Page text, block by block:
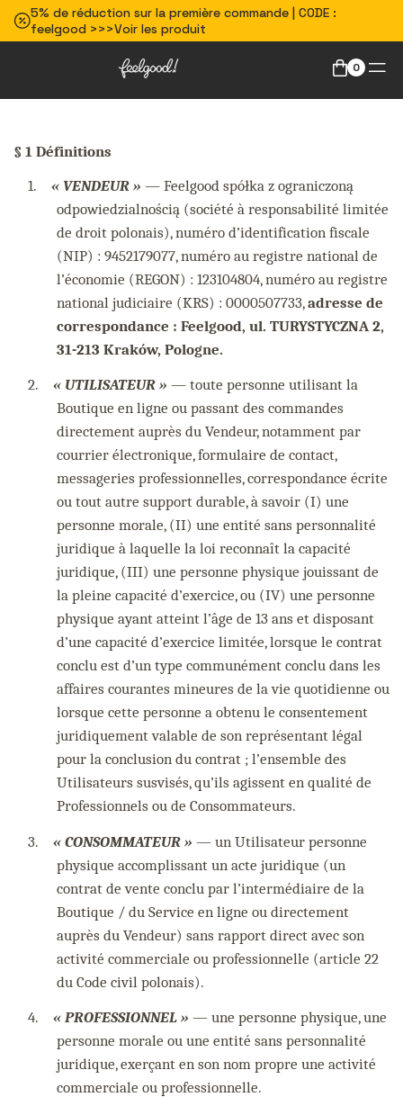
5% de réduction sur la première commande | CODE :
feelgood >>>Voir les produit
0
§ 1 Définitions
1.
« VENDEUR » — Feelgood spółka z ograniczoną
odpowiedzialnością (société à responsabilité limitée
de droit polonais), numéro d’identification fiscale
(NIP) : 9452179077, numéro au registre national de
l’économie (REGON) : 123104804, numéro au registre
national judiciaire (KRS) : 0000507733,adresse de
correspondance : Feelgood, ul. TURYSTYCZNA 2,
31-213 Kraków, Pologne.
2. « UTILISATEUR » — toute personne utilisant la
Boutique en ligne ou passant des commandes
directement auprès du Vendeur, notamment par
courrier électronique, formulaire de contact,
messageries professionnelles, correspondance écrite
ou tout autre support durable, à savoir (I) une
personne morale, (II) une entité sans personnalité
juridique à laquelle la loi reconnaît la capacité
juridique, (III) une personne physique jouissant de
la pleine capacité d’exercice, ou (IV) une personne
physique ayant atteint l’âge de 13 ans et disposant
d’une capacité d’exercice limitée, lorsque le contrat
conclu est d’un type communément conclu dans les
affaires courantes mineures de la vie quotidienne ou
lorsque cette personne a obtenu le consentement
juridiquement valable de son représentant légal
pour la conclusion du contrat ; l’ensemble des
Utilisateurs susvisés, qu’ils agissent en qualité de
Professionnels ou de Consommateurs.
3. « CONSOMMATEUR » — un Utilisateur personne
physique accomplissant un acte juridique (un
contrat de vente conclu par l’intermédiaire de la
Boutique / du Service en ligne ou directement
auprès du Vendeur) sans rapport direct avec son
activité commerciale ou professionnelle (article 22
du Code civil polonais).
4. « PROFESSIONNEL » — une personne physique, une
personne morale ou une entité sans personnalité
juridique, exerçant en son nom propre une activité
commerciale ou professionnelle.